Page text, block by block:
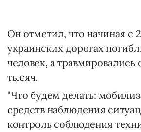
Он отметил, что начиная с
украинских дорогах
человек, а травмировались
тысяч.
"Что будем делать:
средств наблюдения
контроль соблюдения